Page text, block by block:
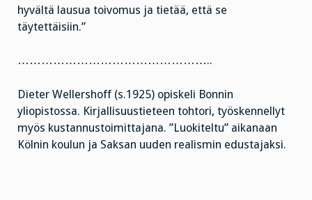
hyvältä lausua toivomus ja tietää, että se
täytettäisiin.”
…………………………………………..
Dieter Wellershoff (s.1925) opiskeli Bonnin
yliopistossa. Kirjallisuustieteen tohtori, työskennellyt
myös kustannustoimittajana. ”Luokiteltu” aikanaan
Kölnin koulun ja Saksan uuden realismin edustajaksi.